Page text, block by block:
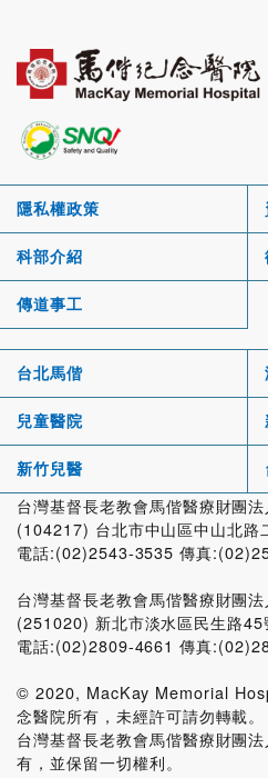
隱私權政策
科部介紹
傳道事工
台北馬偕
兒童醫院
新竹兒醫
台灣基督長老教會馬偕醫療財
(104217) 台北市中山區中山北路
電話:(02)2543-3535 傳真
台灣基督長老教會馬偕醫療財
(251020) 新北市淡水區民生路45
電話:(02)2809-4661 傳真
© 2020, MacKay Memorial
念醫院所有，未經許可請勿轉載。
台灣基督長老教會馬偕醫療財團
有，並保留一切權利。